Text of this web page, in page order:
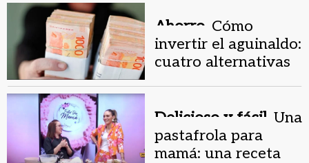
Ahorro. Cómo
invertir el aguinaldo:
cuatro alternativas
Delicioso y fácil. Una
pastafrola para
mamá: una receta